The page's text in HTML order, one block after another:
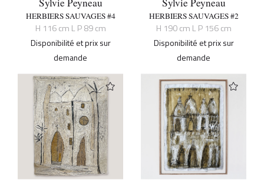
Sylvie Peyneau
HERBIERS SAUVAGES #4
H 116 cm L P 89 cm
Disponibilité et prix sur
demande
Sylvie Peyneau
HERBIERS SAUVAGES #2
H 190 cm L P 156 cm
Disponibilité et prix sur
demande